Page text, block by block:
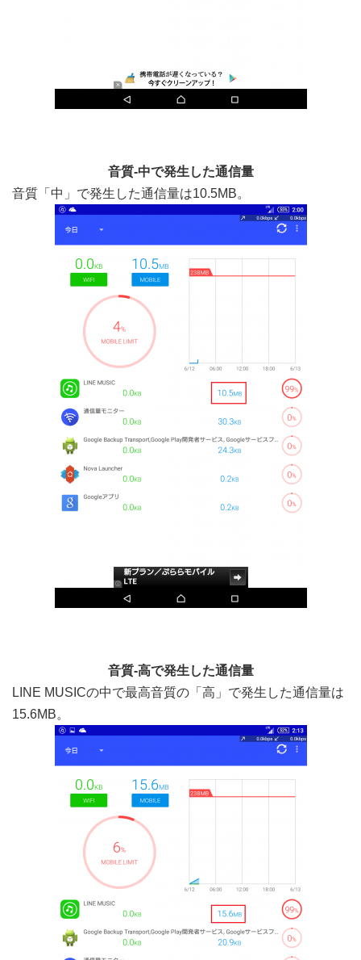
音質-中で発生した通信量
音質「中」で発生した通信量は10.5MB。
音質-高で発生した通信量
LINE MUSICの中で最高音質の「高」で発生した通信量は
15.6MB。